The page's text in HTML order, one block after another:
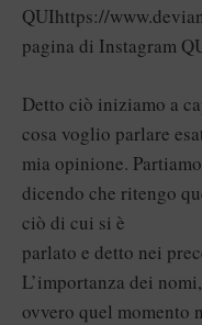
QUIhttps://
pagina di Instagram
Detto ciò iniziamo a
cosa voglio parlare
mia opinione. Partiamo
dicendo che ritengo
ciò di cui si è
parlato e detto nei
L’importanza dei nomi,
ovvero quel momento